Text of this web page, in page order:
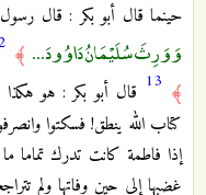
حينما قال أبو بكر : قال
وَوَرِثَ سُلَيْمَانُ دَاوُودَ ... ﴾
﴾ 13 قال أبو بكر : هو
كتاب الله ينطق! فسكتوا
إذا فاطمة كانت تدرك تماما ما
غضبها إلى حين وفاتها ولم